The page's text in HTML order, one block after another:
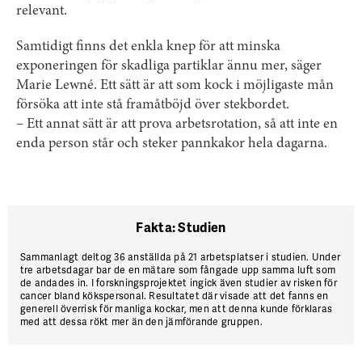
relevant.
Samtidigt finns det enkla knep för att minska
exponeringen för skadliga partiklar ännu mer, säger
Marie Lewné. Ett sätt är att som kock i möjligaste mån
försöka att inte stå framåtböjd över stekbordet.
– Ett annat sätt är att prova arbetsrotation, så att inte en
enda person står och steker pannkakor hela dagarna.
Fakta: Studien
Sammanlagt deltog 36 anställda på 21 arbetsplatser i studien. Under
tre arbetsdagar bar de en mätare som fångade upp samma luft som
de andades in. I forskningsprojektet ingick även studier av risken för
cancer bland kökspersonal. Resultatet där visade att det fanns en
generell överrisk för manliga kockar, men att denna kunde förklaras
med att dessa rökt mer än den jämförande gruppen.